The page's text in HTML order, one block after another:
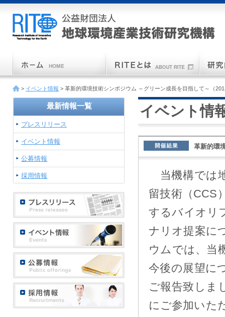
> イベント情報 > 革新的環境技術シンポジウム ～グリーン成長を目指して～（
イベント情
革新的環
当機構では
留技術（CCS
するバイオリ
ナリオ提案に
ウムでは、当
今後の展望に
ご報告致しま
にご参加いた
最新情報一覧
プレスリリース
イベント情報
公募情報
採用情報